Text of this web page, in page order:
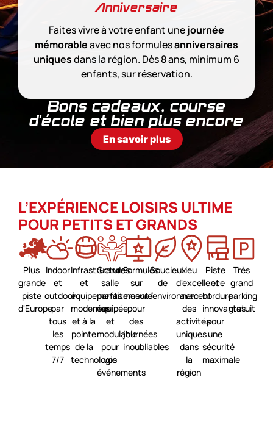
Anniversaire
Faites vivre à votre enfant unejournée
mémorableavec nos formulesanniversaires
uniquesdans la région. Dès 8 ans, minimum 6
enfants, sur réservation.
Bons cadeaux, course
d'école et bien plus encore
En savoir plus
L’EXPÉRIENCE LOISIRS ULTIME
POUR PETITS ET GRANDS
Plus
grande
piste
d'Europe
Indoor
et
outdoor
par
tous
les
temps
7/7
Infrastructures
et
équipements
modernes
et à la
pointe
de la
technologie
Grande
salle
parfaitement
équipée
et
modulable
pour
vos
événements
Formules
sur
mesure
pour
des
journées
inoubliables
Soucieux
de
l'environnement
Lieu
d'excellence
avec
des
activités
uniques
dans
la
région
Piste
et
bordure
innovantes
pour
une
sécurité
maximale
Très
grand
parking
gratuit